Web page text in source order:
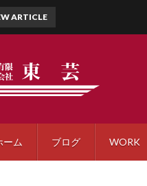
ーム ブログ WORK
ARTICLE 夢さ